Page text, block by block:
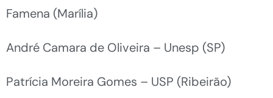
Famena (Marília)
André Camara de Oliveira – Unesp (SP)
Patrícia Moreira Gomes – USP (Ribeirão)